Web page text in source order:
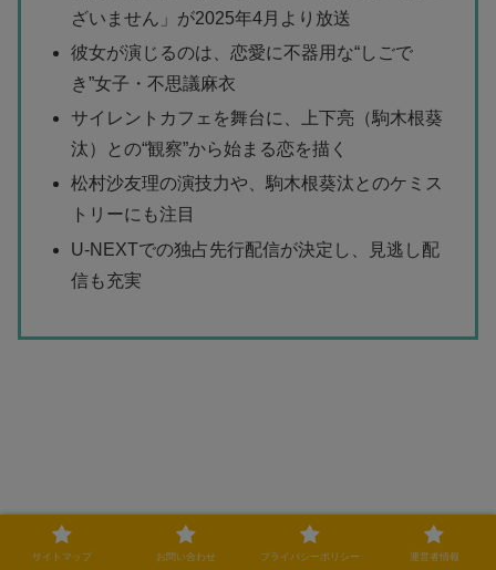
ざいません」が2025年4月より放送
彼女が演じるのは、恋愛に不器用な“しごで
き”女子・不思議麻衣
サイレントカフェを舞台に、上下亮（駒木根葵
汰）との“観察”から始まる恋を描く
松村沙友理の演技力や、駒木根葵汰とのケミス
トリーにも注目
U-NEXTでの独占先行配信が決定し、見逃し配
信も充実
サイトマップ お問い合わせ プライバシーポリシー 運営者情報